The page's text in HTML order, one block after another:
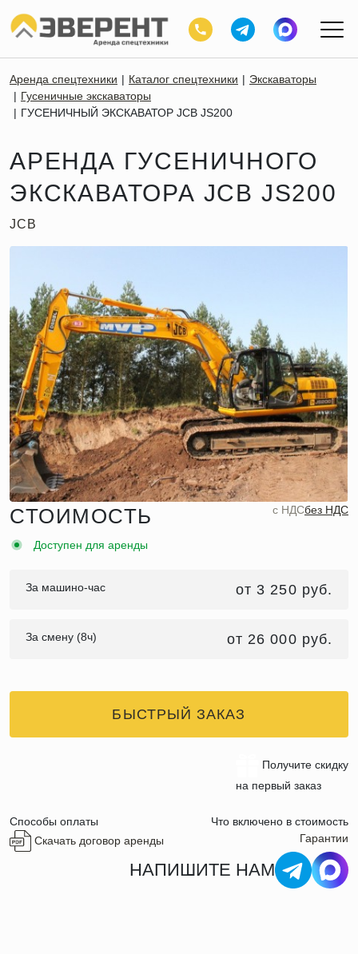
Аренда спецтехники Каталог спецтехники
Экскаваторы
Гусеничные экскаваторы
ГУСЕНИЧНЫЙ ЭКСКАВАТОР JCB JS200
АРЕНДА ГУСЕНИЧНОГО
ЭКСКАВАТОРА JCB JS200
JCB
СТОИМОСТЬ c НДСбез НДС
Доступен для аренды
За машино-час от 3 250 руб.
За смену (8ч) от 26 000 руб.
БЫСТРЫЙ ЗАКАЗ
Получите скидку
на первый заказ
Способы оплаты
Что включено в стоимость
Скачать договор аренды
Гарантии
НАПИШИТЕ НАМ